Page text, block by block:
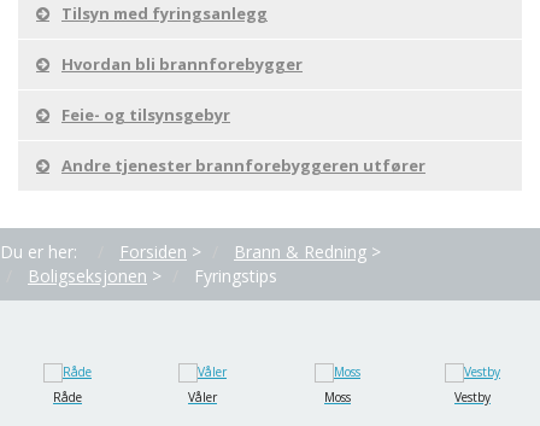
Tilsyn med fyringsanlegg
Hvordan bli brannforebygger
Feie- og tilsynsgebyr
Andre tjenester brannforebyggeren utfører
Du er her: Forsiden > Brann & Redning >
Boligseksjonen > Fyringstips
Råde Våler Moss Vestby